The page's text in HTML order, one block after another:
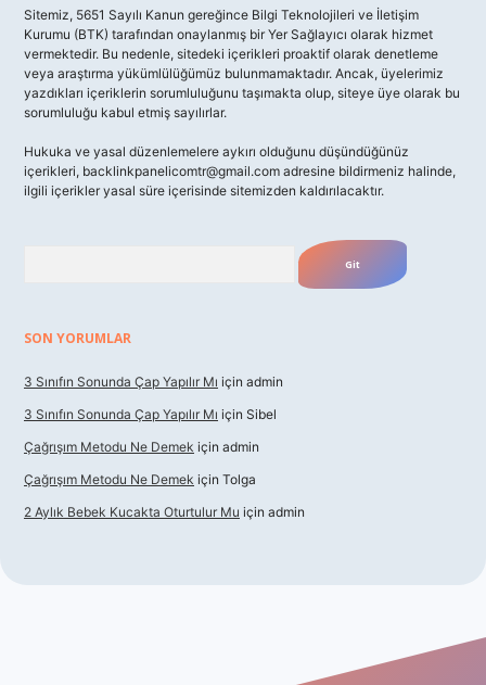
Sitemiz, 5651 Sayılı Kanun gereğince Bilgi Teknolojileri ve İletişim
Kurumu (BTK) tarafından onaylanmış bir Yer Sağlayıcı olarak hizmet
vermektedir. Bu nedenle, sitedeki içerikleri proaktif olarak denetleme
veya araştırma yükümlülüğümüz bulunmamaktadır. Ancak, üyelerimiz
yazdıkları içeriklerin sorumluluğunu taşımakta olup, siteye üye olarak bu
sorumluluğu kabul etmiş sayılırlar.
Hukuka ve yasal düzenlemelere aykırı olduğunu düşündüğünüz
içerikleri, backlinkpanelicomtr@gmail.com adresine bildirmeniz halinde,
ilgili içerikler yasal süre içerisinde sitemizden kaldırılacaktır.
SON YORUMLAR
3 Sınıfın Sonunda Çap Yapılır Mı için admin
3 Sınıfın Sonunda Çap Yapılır Mı için Sibel
Çağrışım Metodu Ne Demek için admin
Çağrışım Metodu Ne Demek için Tolga
2 Aylık Bebek Kucakta Oturtulur Mu için admin